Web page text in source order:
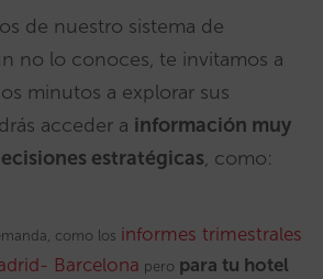
de nuestro sistema de
no lo conoces, te invitamos a
minutos a explorar sus
acceder a información muy
estratégicas, como:
como los informes trimestrales
Barcelona pero para tu hotel